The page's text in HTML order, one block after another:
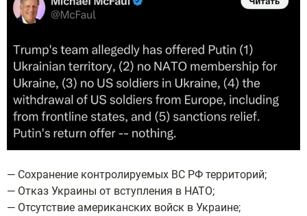
— Сохранение контролируемых ВС РФ территорий;
— Отказ Украины от вступления в НАТО;
— Отсутствие американских войск в Украине;